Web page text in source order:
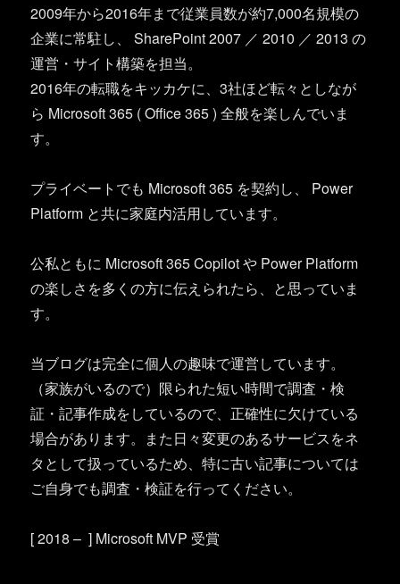
2009年から2016年まで従業員数が約7,000名規模の
企業に常駐し、 SharePoint 2007 ／ 2010 ／ 2013 の
運営・サイト構築を担当。
2016年の転職をキッカケに、3社ほど転々としなが
ら Microsoft 365 ( Office 365 ) 全般を楽しんでいま
す。
プライベートでも Microsoft 365 を契約し、 Power
Platform と共に家庭内活用しています。
公私ともに Microsoft 365 Copilot や Power Platform
の楽しさを多くの方に伝えられたら、と思っていま
す。
当ブログは完全に個人の趣味で運営しています。
（家族がいるので）限られた短い時間で調査・検
証・記事作成をしているので、正確性に欠けている
場合があります。また日々変更のあるサービスをネ
タとして扱っているため、特に古い記事については
ご自身でも調査・検証を行ってください。
[ 2018 – ] Microsoft MVP 受賞